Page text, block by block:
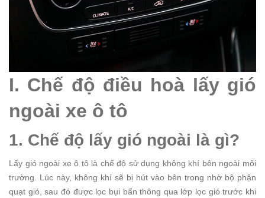
I. Chế độ điều hoà lấy gió
ngoài xe ô tô
1. Chế độ lấy gió ngoài là gì?
Lấy gió ngoài xe ô tô là chế độ sử dụng không khí bên ngoài môi
trường. Lúc này, không khí sẽ bị hút vào bên trong nhờ bộ phận
quạt gió, sau đó được lọc bụi bẩn thông qua lớp lọc gió trước khi